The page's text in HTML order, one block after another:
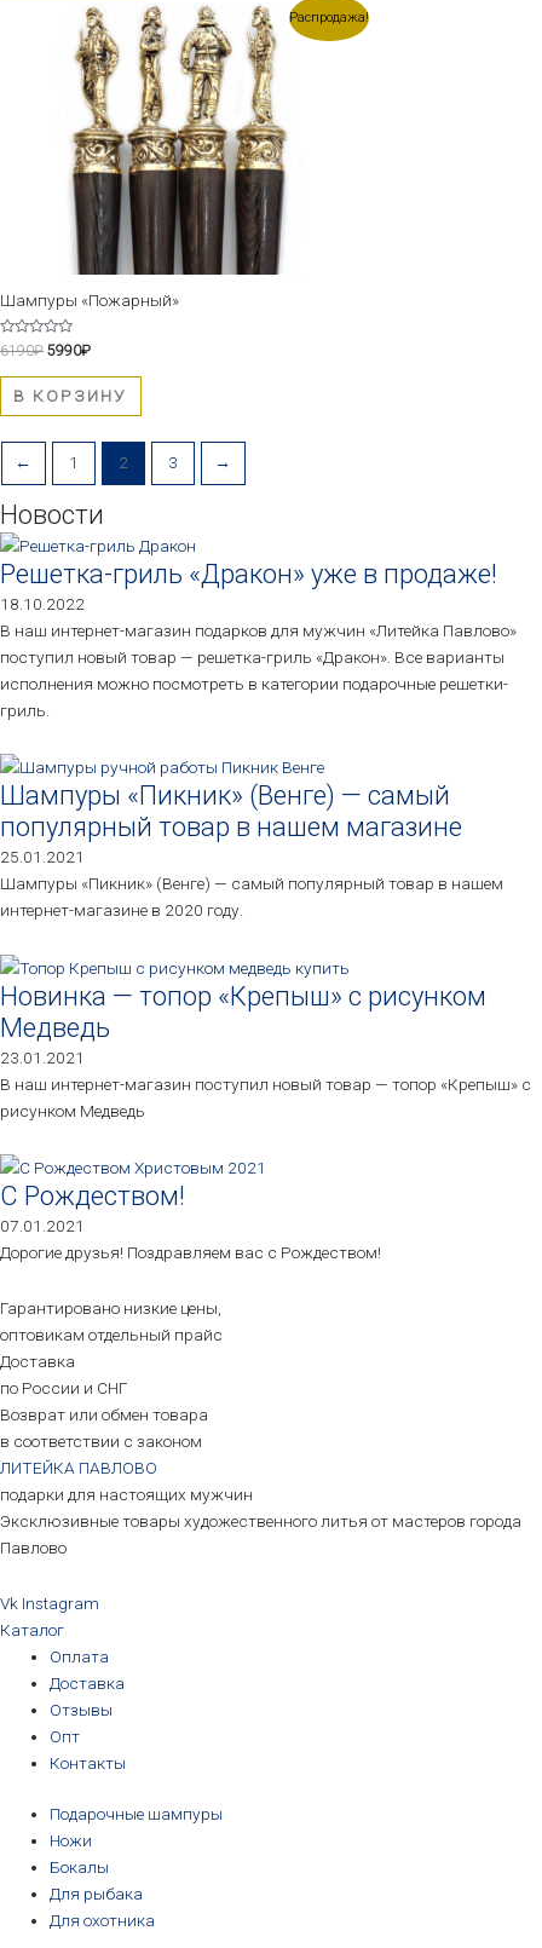
Распродажа!
Шампуры «Пожарный»
Оценка
0
из
6190₽
Первоначальная
составляла
6190₽.
5990₽
Текущая
цена:
5990₽.
В КОРЗИНУ
← 1 2 3 →
Новости
Решетка-гриль «Дракон» уже в продаже!
18.10.2022
В наш интернет-магазин подарков для мужчин «Литейка Павлово»
поступил новый товар — решетка-гриль «Дракон». Все варианты
исполнения можно посмотреть в категории подарочные решетки-
гриль.
Шампуры «Пикник» (Венге) — самый
популярный товар в нашем магазине
25.01.2021
Шампуры «Пикник» (Венге) — самый популярный товар в нашем
интернет-магазине в 2020 году.
Новинка — топор «Крепыш» с рисунком
Медведь
23.01.2021
В наш интернет-магазин поступил новый товар — топор «Крепыш» с
рисунком Медведь
С Рождеством!
07.01.2021
Дорогие друзья! Поздравляем вас с Рождеством!
Гарантировано низкие цены,
оптовикам отдельный прайс
Доставка
по России и СНГ
Возврат или обмен товара
в соответствии с законом
ЛИТЕЙКА ПАВЛОВО
подарки для настоящих мужчин
Эксклюзивные товары художественного литья от мастеров города
Павлово
Vk Instagram
Каталог
Оплата
Доставка
Отзывы
Опт
Контакты
Подарочные шампуры
Ножи
Бокалы
Для рыбака
Для охотника